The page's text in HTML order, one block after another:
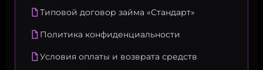
Типовой договор займа «Стандарт»
Политика конфиденциальности
Условия оплаты и возврата средств